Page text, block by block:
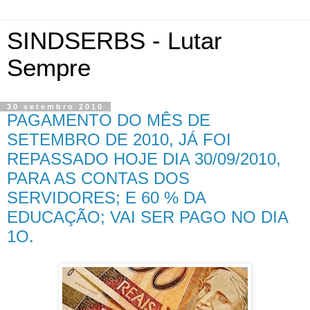
SINDSERBS - Lutar
Sempre
30 setembro 2010
PAGAMENTO DO MÊS DE
SETEMBRO DE 2010, JÁ FOI
REPASSADO HOJE DIA 30/09/2010,
PARA AS CONTAS DOS
SERVIDORES; E 60 % DA
EDUCAÇÃO; VAI SER PAGO NO DIA
1O.